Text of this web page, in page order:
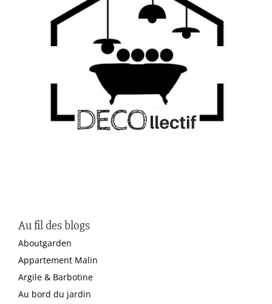
Au fil des blogs
Aboutgarden
Appartement Malin
Argile & Barbotine
Au bord du jardin